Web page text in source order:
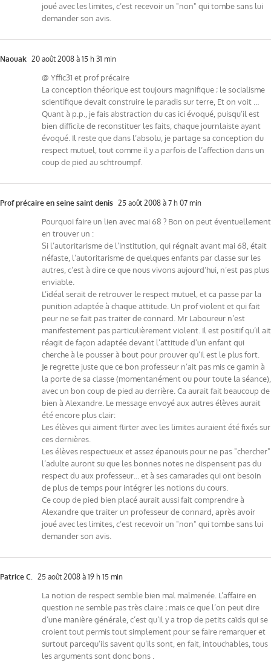
joué avec les limites, c’est recevoir un "non" qui tombe sans lui
demander son avis.
Naouak 20 août 2008 à 15 h 31 min
@ Yffic31 et prof précaire
La conception théorique est toujours magnifique ; le socialisme
scientifique devait construire le paradis sur terre, Et on voit …
Quant à p.p., je fais abstraction du cas ici évoqué, puisqu’il est
bien difficile de reconstituer les faits, chaque journlaiste ayant
évoqué. Il reste que dans l’absolu, je partage sa conception du
respect mutuel, tout comme il y a parfois de l’affection dans un
coup de pied au schtroumpf.
Prof précaire en seine saint denis 25 août 2008 à 7 h 07 min
Pourquoi faire un lien avec mai 68 ? Bon on peut éventuellement
en trouver un :
Si l’autoritarisme de l’institution, qui régnait avant mai 68, était
néfaste, l’autoritarisme de quelques enfants par classe sur les
autres, c’est à dire ce que nous vivons aujourd’hui, n’est pas plus
enviable.
L’idéal serait de retrouver le respect mutuel, et ca passe par la
punition adaptée à chaque attitude. Un prof violent et qui fait
peur ne se fait pas traiter de connard. Mr Laboureur n’est
manifestement pas particulièrement violent. Il est positif qu’il ait
réagit de façon adaptée devant l’attitude d’un enfant qui
cherche à le pousser à bout pour prouver qu’il est le plus fort.
Je regrette juste que ce bon professeur n’ait pas mis ce gamin à
la porte de sa classe (momentanément ou pour toute la séance),
avec un bon coup de pied au derrière. Ca aurait fait beaucoup de
bien à Alexandre. Le message envoyé aux autres élèves aurait
été encore plus clair:
Les élèves qui aiment flirter avec les limites auraient été fixés sur
ces dernières.
Les élèves respectueux et assez épanouis pour ne pas "chercher"
l’adulte auront su que les bonnes notes ne dispensent pas du
respect du aux professeur… et à ses camarades qui ont besoin
de plus de temps pour intégrer les notions du cours.
Ce coup de pied bien placé aurait aussi fait comprendre à
Alexandre que traiter un professeur de connard, après avoir
joué avec les limites, c’est recevoir un "non" qui tombe sans lui
demander son avis.
Patrice C. 25 août 2008 à 19 h 15 min
La notion de respect semble bien mal malmenée. L’affaire en
question ne semble pas très claire ; mais ce que l’on peut dire
d’une manière générale, c’est qu’il y a trop de petits caïds qui se
croient tout permis tout simplement pour se faire remarquer et
surtout parcequ’ils savent qu’ils sont, en fait, intouchables, tous
les arguments sont donc bons .